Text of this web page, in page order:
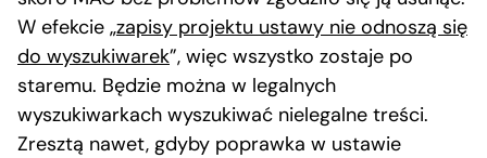
W efekcie „zapisy projektu ustawy nie odnoszą się
do wyszukiwarek”, więc wszystko zostaje po
staremu. Będzie można w legalnych
wyszukiwarkach wyszukiwać nielegalne treści.
Zresztą nawet, gdyby poprawka w ustawie